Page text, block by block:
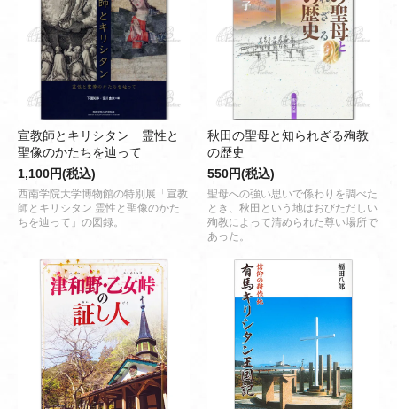
宣教師とキリシタン 霊性と
聖像のかたちを辿って
1,100円(税込)
西南学院大学博物館の特別展「宣教
師とキリシタン 霊性と聖像のかた
ちを辿って」の図録。
秋田の聖母と知られざる殉教
の歴史
550円(税込)
聖母への強い思いで係わりを調べた
とき、秋田という地はおびただしい
殉教によって清められた尊い場所で
あった。